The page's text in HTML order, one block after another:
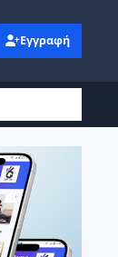
Εγγραφή